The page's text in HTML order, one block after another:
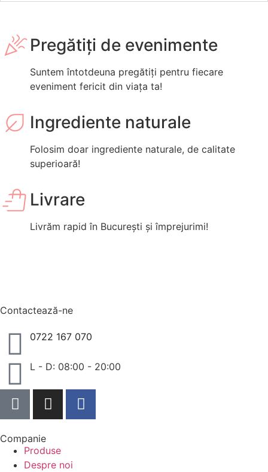
Pregătiți de evenimente
Suntem întotdeuna pregătiți pentru fiecare
eveniment fericit din viața ta!
Ingrediente naturale
Folosim doar ingrediente naturale, de calitate
superioară!
Livrare
Livrăm rapid în București și împrejurimi!
Contactează-ne
0722 167 070
L - D: 08:00 - 20:00
Companie
Produse
Despre noi